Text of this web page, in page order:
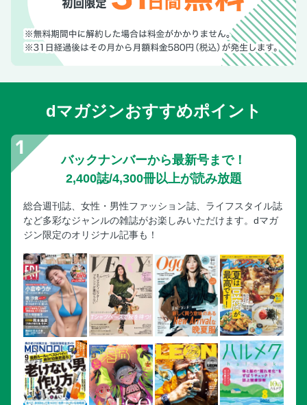
dマガジンおすすめポイント
バックナンバーから最新号まで！
2,400誌/4,300冊以上が読み放題
総合週刊誌、女性・男性ファッション誌、ライフスタイル誌
など多彩なジャンルの雑誌がお楽しみいただけます。dマガ
ジン限定のオリジナル記事も！